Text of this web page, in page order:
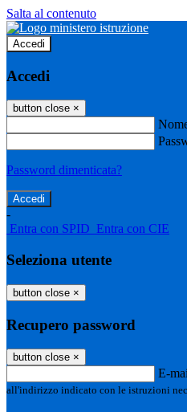
Salta al contenuto
Accedi
Accedi
button close ×
Password dimenticata?
-
Entra con SPID Entra con CIE
Seleziona utente
button close ×
Recupero password
button close ×
E-
all'indirizzo indicato con le istruzioni